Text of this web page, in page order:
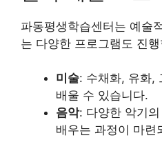
파동평생학습센터는 예술
는 다양한 프로그램도 진
미술: 수채화, 유화,
배울 수 있습니다.
음악: 다양한 악기
배우는 과정이 마련